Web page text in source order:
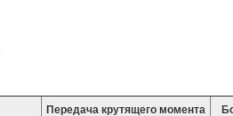
Передача крутящего момента